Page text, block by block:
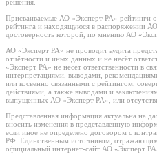
решения.
Присваиваемые АО «Эксперт РА» рейтинги
рейтинга и находящуюся в распоряжении
достоверность которой, по мнению АО
АО «Эксперт РА» не проводит аудита
отчётности и иных данных и не несёт
«Эксперт РА» не несет ответственности в
интерпретациями, выводами,
или косвенно связанными с рейтингом,
действиями, а также выводами и
выпущенных АО «Эксперт РА», или
Представленная информация актуальна на
вносить изменения в представленную
если иное не определено договором с
РФ. Единственным источником, отражающим
официальный интернет-сайт АО «Эксперт